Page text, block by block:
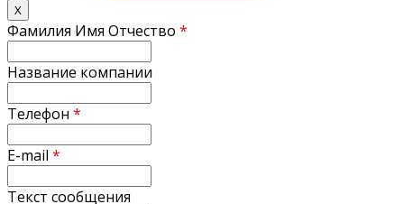
X
Фамилия Имя Отчество *
Название компании
Телефон *
E-mail *
Текст сообщения